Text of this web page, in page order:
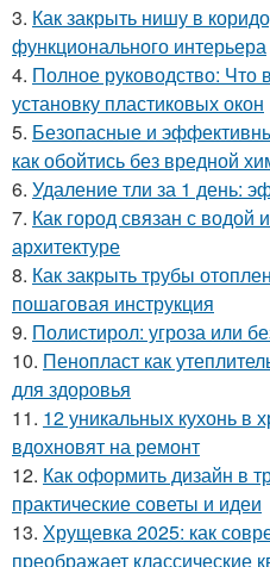
3. Как закрыть нишу в
функционального интерьера
4. Полное руководство: Что
установку пластиковых окон
5. Безопасные и
как обойтись без вредной
6. Удаление тли за 1 день:
7. Как город связан с водой
архитектуре
8. Как закрыть трубы
пошаговая инструкция
9. Полистирол: угроза или
10. Пенопласт как
для здоровья
11. 12 уникальных кухонь в
вдохновят на ремонт
12. Как оформить дизайн в
практические советы и идеи
13. Хрущевка 2025: как
преображает классические